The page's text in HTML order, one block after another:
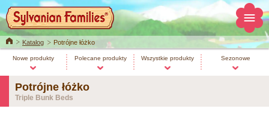
HomeKatalog Potrójne łóżko
Nowe produkty Polecane produkty Wszystkie produkty Sezonowe
Potrójne łóżko
Triple Bunk Beds